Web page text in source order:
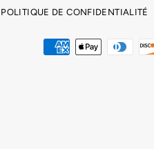
POLITIQUE DE CONFIDENTIALITÉ